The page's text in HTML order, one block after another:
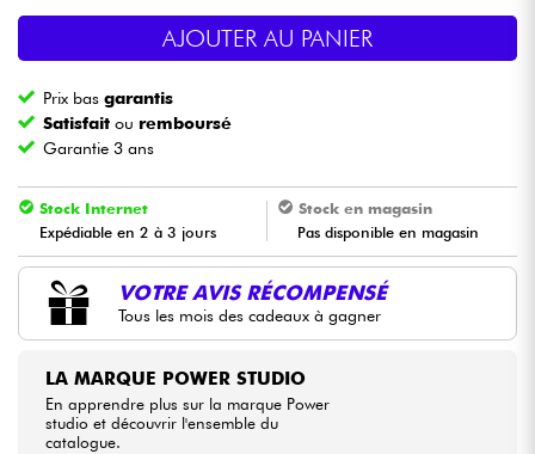
Batteries & Percu
Violons & Quatuor
Eveil Musical
HiFi
AJOUTER AU PANIER
Prix basgarantis
Satisfait ou remboursé
Garantie 3 ans
Stock Internet
Expédiable en 2 à 3 jours
Stock en magasin
Pas disponible en magasin
VOTRE AVIS RÉCOMPENSÉ
Tous les mois des cadeaux à gagner
LA MARQUE POWER STUDIO
En apprendre plus sur la marque Power
studio et découvrir l'ensemble du
catalogue.